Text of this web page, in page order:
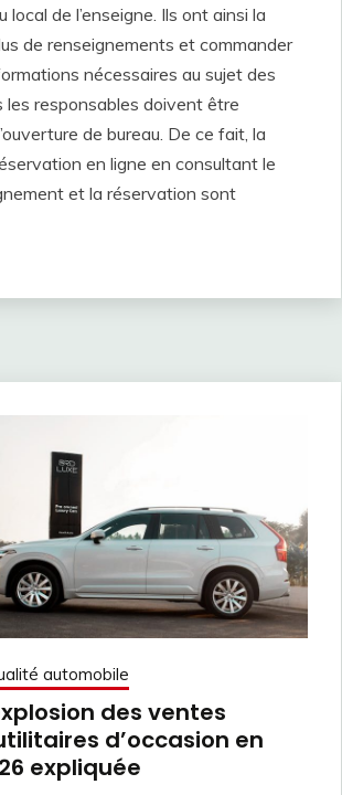
de l’enseigne. Ils ont ainsi la
de renseignements et commander
nécessaires au sujet des
responsables doivent être
de bureau. De ce fait, la
en ligne en consultant le
et la réservation sont
automobile
des ventes
d’occasion en
expliquée